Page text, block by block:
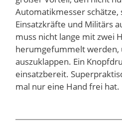
Automatikmesser schätze,
Einsatzkräfte und Militärs
muss nicht lange mit zwei
herumgefummelt werden,
auszuklappen. Ein
einsatzbereit.
mal nur eine Hand frei hat.